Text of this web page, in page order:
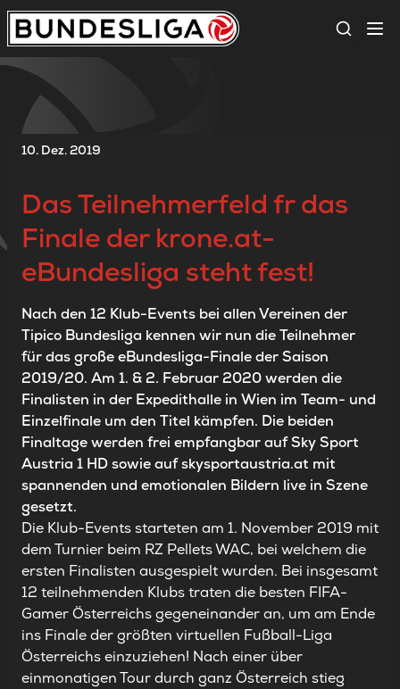
Suche
10. Dez. 2019
Das Teilnehmerfeld fr das
Finale der krone.at-
eBundesliga steht fest!
Nach den 12 Klub-Events bei allen Vereinen der
Tipico Bundesliga kennen wir nun die Teilnehmer
für das große eBundesliga-Finale der Saison
2019/20. Am 1. & 2. Februar 2020 werden die
Finalisten in der Expedithalle in Wien im Team- und
Einzelfinale um den Titel kämpfen. Die beiden
Finaltage werden frei empfangbar auf Sky Sport
Austria 1 HD sowie auf skysportaustria.at mit
spannenden und emotionalen Bildern live in Szene
gesetzt.
Die Klub-Events starteten am 1. November 2019 mit
dem Turnier beim RZ Pellets WAC, bei welchem die
ersten Finalisten ausgespielt wurden. Bei insgesamt
12 teilnehmenden Klubs traten die besten FIFA-
Gamer Österreichs gegeneinander an, um am Ende
ins Finale der größten virtuellen Fußball-Liga
Österreichs einzuziehen! Nach einer über
einmonatigen Tour durch ganz Österreich stieg